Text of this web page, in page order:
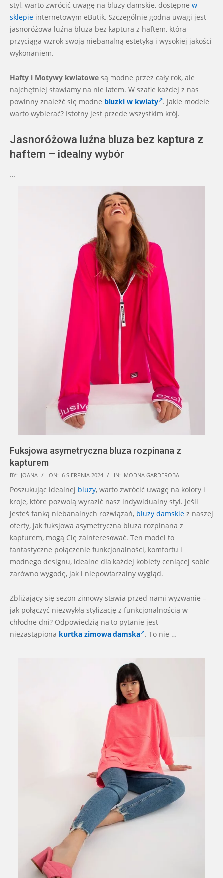
styl, warto zwrócić uwagę na bluzy damskie, dostępne w
sklepie internetowym eButik. Szczególnie godna uwagi jest
jasnoróżowa luźna bluza bez kaptura z haftem, która
przyciąga wzrok swoją niebanalną estetyką i wysokiej jakości
wykonaniem.
Hafty i Motywy kwiatowe są modne przez cały rok, ale
najchętniej stawiamy na nie latem. W szafie każdej z nas
powinny znaleźć się modne bluzki w kwiaty . Jakie modele
warto wybierać? Istotny jest przede wszystkim krój.
Jasnoróżowa luźna bluza bez kaptura z
haftem – idealny wybór
…
Fuksjowa asymetryczna bluza rozpinana z
kapturem
2024-
08-
06
BY: JOANA ON: 6 SIERPNIA 2024 IN: MODNA GARDEROBA
Poszukując idealnej bluzy, warto zwrócić uwagę na kolory i
kroje, które pozwolą wyrazić nasz indywidualny styl. Jeśli
jesteś fanką niebanalnych rozwiązań, bluzy damskie z naszej
oferty, jak fuksjowa asymetryczna bluza rozpinana z
kapturem, mogą Cię zainteresować. Ten model to
fantastyczne połączenie funkcjonalności, komfortu i
modnego designu, idealne dla każdej kobiety ceniącej sobie
zarówno wygodę, jak i niepowtarzalny wygląd.
Zbliżający się sezon zimowy stawia przed nami wyzwanie –
jak połączyć niezwykłą stylizację z funkcjonalnością w
chłodne dni? Odpowiedzią na to pytanie jest
niezastąpiona kurtka zimowa damska . To nie …